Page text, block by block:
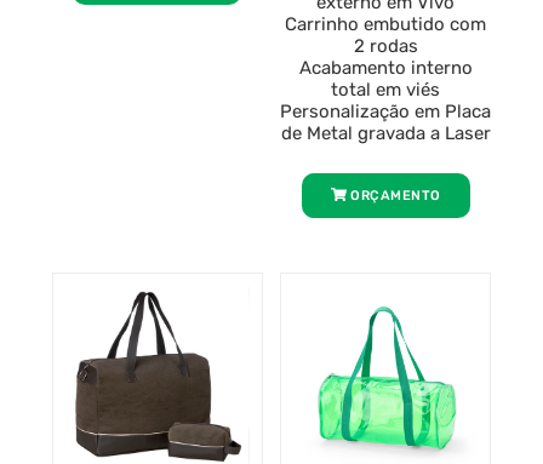
Carrinho embutido com
2 rodas
Acabamento interno
total em viés
Personalização em Placa
de Metal gravada a Laser
ORÇAMENTO